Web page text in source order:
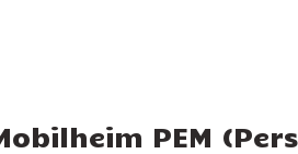
PEM